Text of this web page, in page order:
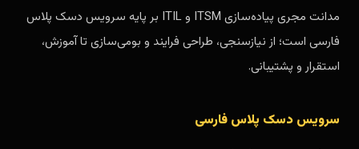
مدانت مجری پیاده‌سازی ITSM و ITIL بر پایه سرویس دسک پلاس
فارسی است؛ از نیازسنجی، طراحی فرایند و بومی‌سازی تا آموزش،
استقرار و پشتیبانی.
سرویس دسک پلاس فارسی